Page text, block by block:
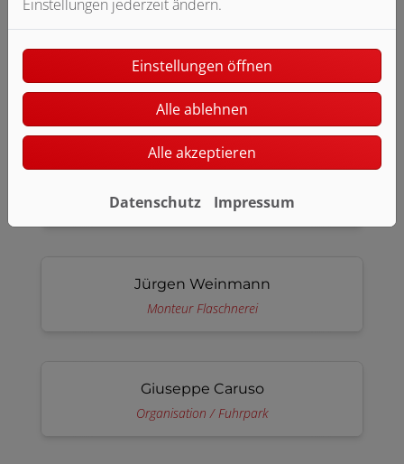
Hagos Zekarias
Anlagen Mechaniker SHK / Heizung & Sanitär
Monteur Sanitär & Heizung
Jürgen Weinmann
Monteur Flaschnerei
Giuseppe Caruso
Organisation / Fuhrpark
Einstellungen jederzeit ändern.
Einstellungen öffnen
Alle ablehnen
Alle akzeptieren
Datenschutz Impressum